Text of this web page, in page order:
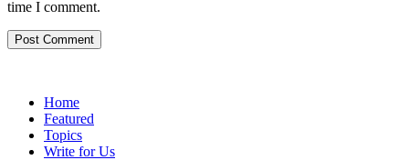
time I comment.
Home
Featured
Topics
Write for Us